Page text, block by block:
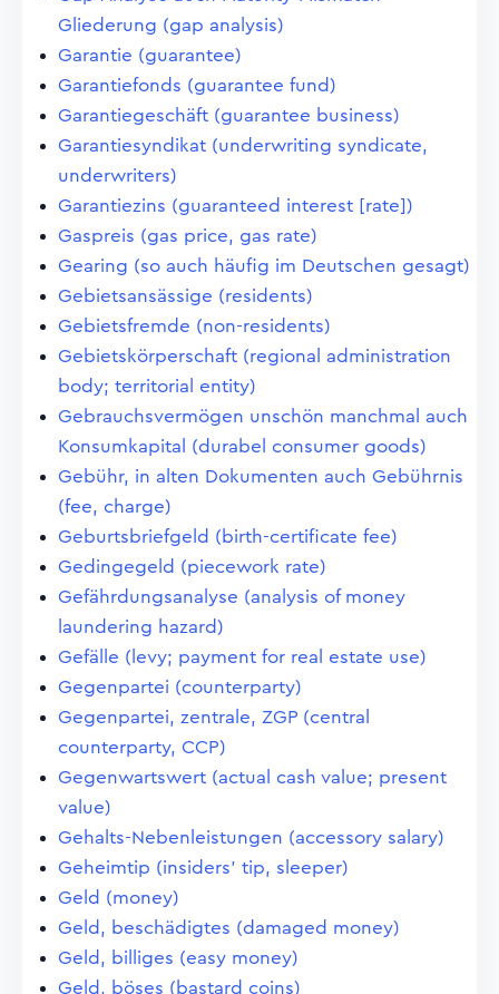
Gliederung (gap analysis)
Garantie (guarantee)
Garantiefonds (guarantee fund)
Garantiegeschäft (guarantee business)
Garantiesyndikat (underwriting syndicate,
underwriters)
Garantiezins (guaranteed interest [rate])
Gaspreis (gas price, gas rate)
Gearing (so auch häufig im Deutschen gesagt)
Gebietsansässige (residents)
Gebietsfremde (non-residents)
Gebietskörperschaft (regional administration
body; territorial entity)
Gebrauchsvermögen unschön manchmal auch
Konsumkapital (durabel consumer goods)
Gebühr, in alten Dokumenten auch Gebührnis
(fee, charge)
Geburtsbriefgeld (birth-certificate fee)
Gedingegeld (piecework rate)
Gefährdungsanalyse (analysis of money
laundering hazard)
Gefälle (levy; payment for real estate use)
Gegenpartei (counterparty)
Gegenpartei, zentrale, ZGP (central
counterparty, CCP)
Gegenwartswert (actual cash value; present
value)
Gehalts-Nebenleistungen (accessory salary)
Geheimtip (insiders' tip, sleeper)
Geld (money)
Geld, beschädigtes (damaged money)
Geld, billiges (easy money)
Geld, böses (bastard coins)